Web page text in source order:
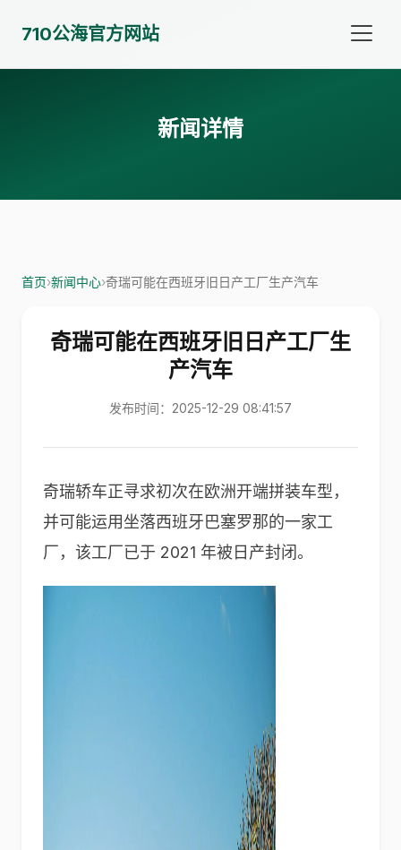
710公海官方网站
新闻详情
首页›新闻中心›奇瑞可能在西班牙旧日产工厂生产汽车
奇瑞可能在西班牙旧日产工厂生
产汽车
发布时间：2025-12-29 08:41:57
奇瑞轿车正寻求初次在欧洲开端拼装车型，
并可能运用坐落西班牙巴塞罗那的一家工
厂，该工厂已于 2021 年被日产封闭。